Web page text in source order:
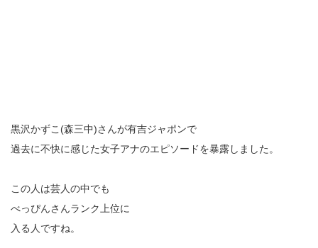
黒沢かずこ(森三中)さんが有吉ジャポンで
過去に不快に感じた女子アナのエピソードを暴露しました。
この人は芸人の中でも
べっぴんさんランク上位に
入る人ですね。